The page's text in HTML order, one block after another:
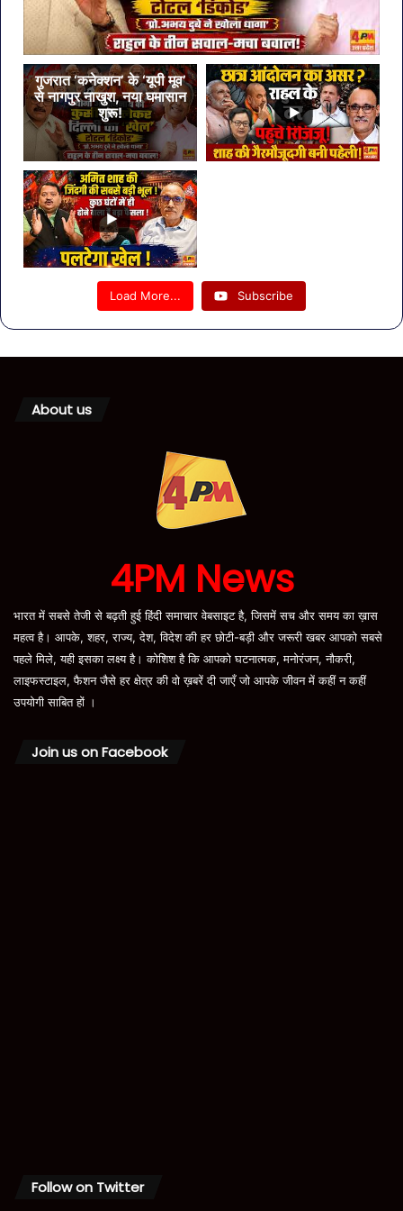
गुजरात ‘कनेक्शन’ के ‘यूपी मूव’
से नागपुर नाखुश, नया घमासान
शुरू!
Load More... Subscribe
About us
4PM News
भारत में सबसे तेजी से बढ़ती हुई हिंदी समाचार वेबसाइट है, जिसमें सच और समय का ख़ास
महत्व है। आपके, शहर, राज्य, देश, विदेश की हर छोटी-बड़ी और जरूरी खबर आपको सबसे
पहले मिले, यही इसका लक्ष्य है। कोशिश है कि आपको घटनात्मक, मनोरंजन, नौकरी,
लाइफस्टाइल, फैशन जैसे हर क्षेत्र की वो ख़बरें दी जाएँ जो आपके जीवन में कहीं न कहीं
उपयोगी साबित हों ।
Join us on Facebook
Follow on Twitter